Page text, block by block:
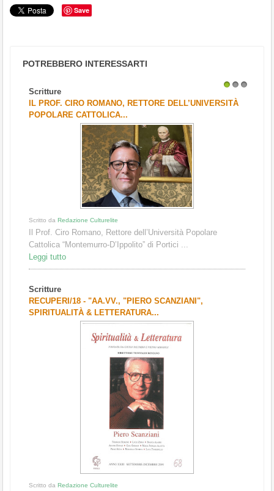
Save
POTREBBERO INTERESSARTI
Scritture
IL PROF. CIRO ROMANO, RETTORE DELL’UNIVERSITÀ
POPOLARE CATTOLICA...
Scritto da Redazione Culturelite
Il Prof. Ciro Romano, Rettore dell’Università Popolare
Cattolica “Montemurro-D’Ippolito” di Portici ...
Leggi tutto
Scritture
RECUPERI/18 - "AA.VV., "PIERO SCANZIANI",
SPIRITUALITÀ & LETTERATURA...
Scritto da Redazione Culturelite